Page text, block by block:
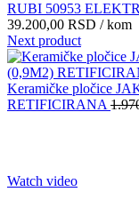
RUBI 50953
39.200,00 RSD / kom
Next product
Keramičke pločice
RETIFICIRANA
Watch video